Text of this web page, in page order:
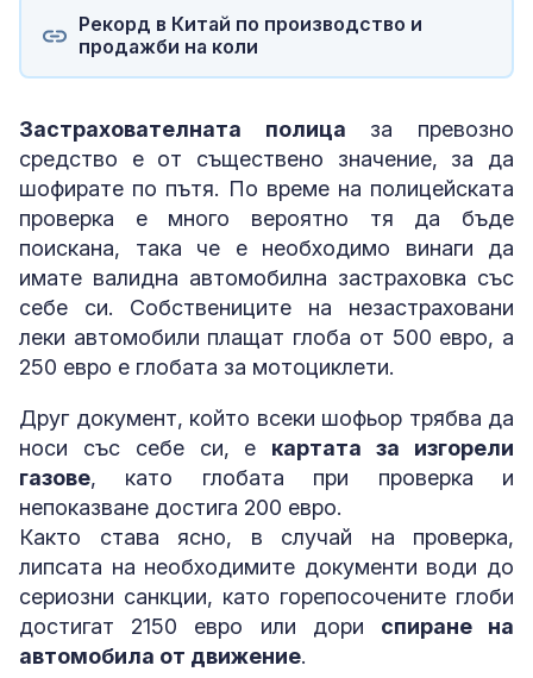
Рекорд в Китай по производство и
продажби на коли
Застрахователната полица за превозно
средство е от съществено значение, за да
шофирате по пътя. По време на полицейската
проверка е много вероятно тя да бъде
поискана, така че е необходимо винаги да
имате валидна автомобилна застраховка със
себе си. Собствениците на незастраховани
леки автомобили плащат глоба от 500 евро, а
250 евро е глобата за мотоциклети.
Друг документ, който всеки шофьор трябва да
носи със себе си, е картата за изгорели
газове, като глобата при проверка и
непоказване достига 200 евро.
Както става ясно, в случай на проверка,
липсата на необходимите документи води до
сериозни санкции, като горепосочените глоби
достигат 2150 евро или дори спиране на
автомобила от движение.